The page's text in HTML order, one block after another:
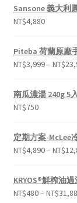
Sansone 義大利
NT$4,880
Piteba 荷蘭原廠
NT$3,999– NT$
南瓜濃湯 240g 5
NT$750
定期方案-McLee
NT$4,890– NT$
KRYOS®鮮榨油
NT$480– NT$